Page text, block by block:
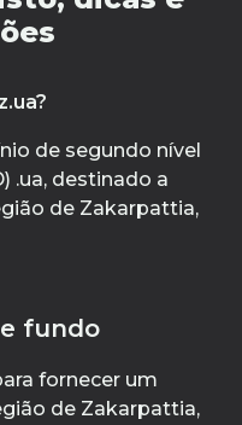
de segundo nível
.ua, destinado a
de Zakarpattia,
fundo
fornecer um
de Zakarpattia,